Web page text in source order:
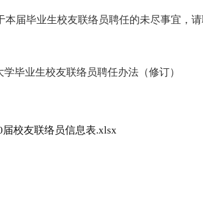
本届毕业生校友联络员聘任的未尽事宜，
学毕业生校友联络员聘任办法（修订）
届校友联络员信息表.xlsx